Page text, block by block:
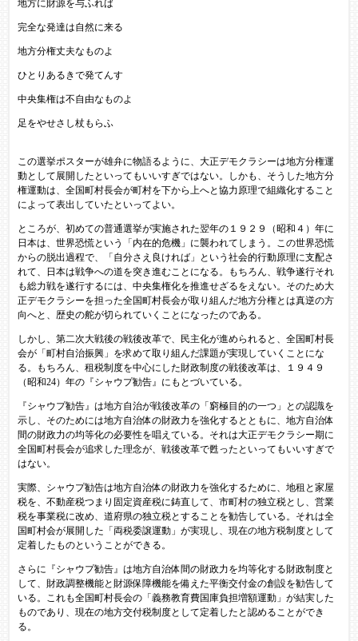
地方に財源を与ふれば
完全な発達は自然に来る
地方分権丈夫なものよ
ひとりあるきで発てんす
中央集権は不自由なものよ
足をやせさし杖もらふ
この選挙ポスターが雄弁に物語るように、大正デモクラシーは地方分権運
動として展開したといってもいいすぎではない。しかも、そうした地方分
権運動は、全国町村長会が町村を下から上へと協力原理で組織化すること
によって表出していたといってよい。
ところが、初めての普通選挙が実施された翌年の１９２９（昭和４）年に
日本は、世界恐慌という「内在的危機」に襲われてしまう。この世界恐慌
からの脱出過程で、「自分さえ良ければ」という社会的行動原理に支配さ
れて、日本は戦争への道を突き進むことになる。もちろん、戦争遂行それ
も総力戦を遂行するには、中央集権化を推進せざるをえない。そのため大
正デモクラシーを担った全国町村長会が取り組んだ地方分権とは真逆の方
向へと、歴史の舵が切られていくことになったのである。
しかし、第二次大戦後の戦後改革で、民主化が進められると、全国町村長
会が「町村自治振興」を求めて取り組んだ課題が実現していくことにな
る。もちろん、租税制度を中心にした財政制度の戦後改革は、１９４９
（昭和24）年の『シャウプ勧告』にもとづいている。
『シャウプ勧告』は地方自治が戦後改革の「窮極目的の一つ」との認識を
示し、そのためには地方自治体の財政力を強化するとともに、地方自治体
間の財政力の均等化の必要性を唱えている。それは大正デモクラシー期に
全国町村長会が追求した理念が、戦後改革で甦ったといってもいいすぎで
はない。
実際、シャウプ勧告は地方自治体の財政力を強化するために、地租と家屋
税を、不動産税つまり固定資産税に鋳直して、市町村の独立税とし、営業
税を事業税に改め、道府県の独立税とすることを勧告している。それは全
国町村会が展開した「両税委譲運動」が実現し、現在の地方税制度として
定着したものということができる。
さらに『シャウプ勧告』は地方自治体間の財政力を均等化する財政制度と
して、財政調整機能と財源保障機能を備えた平衡交付金の創設を勧告して
いる。これも全国町村長会の「義務教育費国庫負担増額運動」が結実した
ものであり、現在の地方交付税制度として定着したと認めることができ
る。